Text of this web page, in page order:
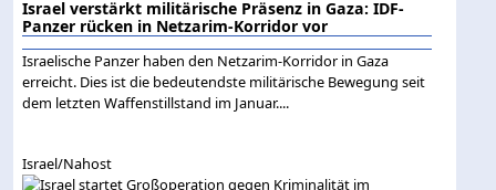
Israel verstärkt militärische Präsenz in Gaza: IDF-
Panzer rücken in Netzarim-Korridor vor
Israelische Panzer haben den Netzarim-Korridor in Gaza
erreicht. Dies ist die bedeutendste militärische Bewegung seit
dem letzten Waffenstillstand im Januar....
Israel/Nahost